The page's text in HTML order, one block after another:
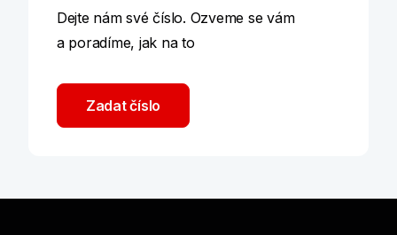
Dejte nám své číslo. Ozveme se vám
a poradíme, jak na to
Zadat číslo